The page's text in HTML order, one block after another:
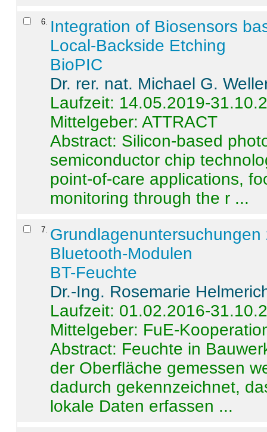
6
Integration of Biosensors
Local-Backside Etching
BioPIC
Dr. rer. nat. Michael G.
Laufzeit: 14.05.2019-
Mittelgeber: ATTRACT
Abstract: Silicon-based
semiconductor chip
point-of-care applications,
monitoring through the r ...
7
Bluetooth-Modulen
BT-Feuchte
Dr.-Ing. Rosemarie
Laufzeit: 01.02.2016-
Mittelgeber: FuE-
Abstract: Feuchte in
der Oberfläche gemessen
dadurch gekennzeichnet,
lokale Daten erfassen ...